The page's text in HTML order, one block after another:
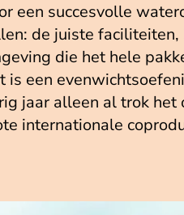
een succesvolle
de juiste
die het hele
is een
jaar alleen al trok
internationale